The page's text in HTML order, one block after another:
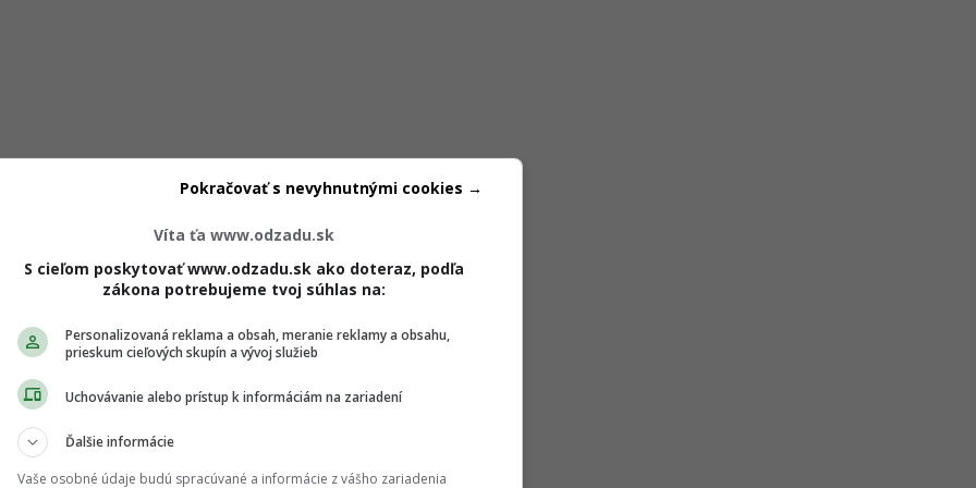
kontaktu
Víta ťa www.odzadu.sk
S cieľom poskytovať www.odzadu.sk ako doteraz, podľa
zákona potrebujeme tvoj súhlas na:
Personalizovaná reklama a obsah, meranie reklamy a obsahu,
prieskum cieľových skupín a vývoj služieb
Uchovávanie alebo prístup k informáciám na zariadení
Ďalšie informácie
Vaše osobné údaje budú spracúvané a informácie z vášho zariadenia
Pokračovať s nevyhnutnými cookies →